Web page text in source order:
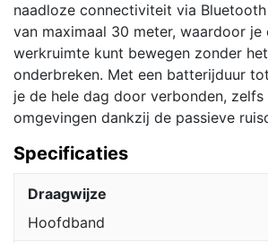
naadloze connectiviteit via
van maximaal 30 meter, waardoor je
werkruimte kunt bewegen zonder
onderbreken. Met een batterijduur
je de hele dag door verbonden,
omgevingen dankzij de passieve
Specificaties
Draagwijze
Hoofdband